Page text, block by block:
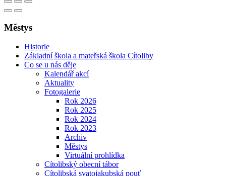
Městys
Historie
Základní škola a mateřská škola Cítoliby
Co se u nás děje
Kalendář akcí
Aktuality
Fotogalerie
Rok 2026
Rok 2025
Rok 2024
Rok 2023
Archiv
Městys
Virtuální prohlídka
Cítolibský obecní tábor
Cítolibská svatojakubská pouť